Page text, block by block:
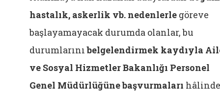
hastalık, askerlik vb. nedenlerle göreve
başlayamayacak durumda olanlar, bu
durumlarını belgelendirmek kaydıyla
ve Sosyal Hizmetler Bakanlığı Personel
Genel Müdürlüğüne başvurmaları